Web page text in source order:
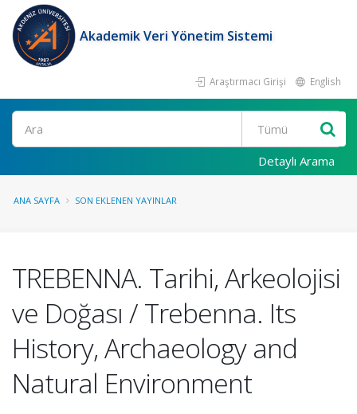
Akademik Veri Yönetim Sistemi
Araştırmacı Girişi English
Ara
Detaylı Arama
ANA SAYFA SON EKLENEN YAYINLAR
TREBENNA. Tarihi, Arkeolojisi
ve Doğası / Trebenna. Its
History, Archaeology and
Natural Environment